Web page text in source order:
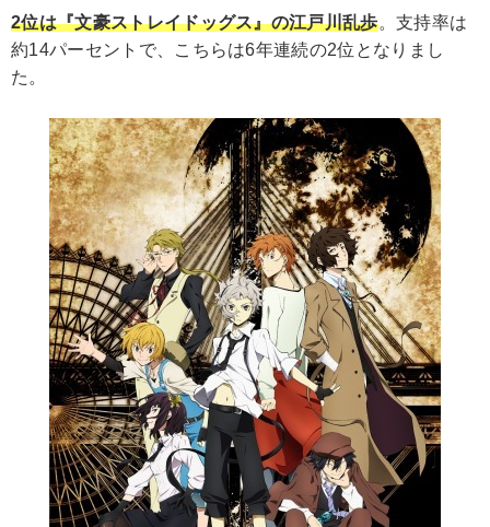
2位は『文豪ストレイドッグス』の江戸川乱歩。支持率は
約14パーセントで、こちらは6年連続の2位となりまし
た。